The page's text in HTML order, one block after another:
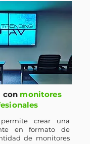
con monitores
crear una
en formato de
de monitores